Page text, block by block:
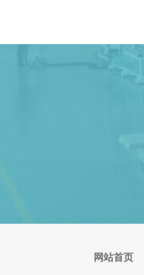
产设计软件，
网站首页